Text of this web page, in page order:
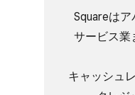
Squareは​
サービス業
キャッシュ